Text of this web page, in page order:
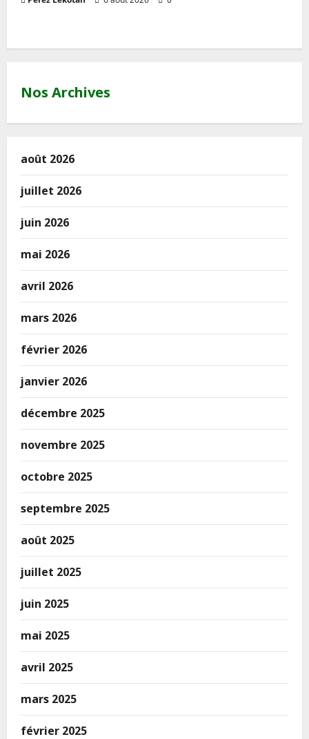
Nos Archives
août 2026
juillet 2026
juin 2026
mai 2026
avril 2026
mars 2026
février 2026
janvier 2026
décembre 2025
novembre 2025
octobre 2025
septembre 2025
août 2025
juillet 2025
juin 2025
mai 2025
avril 2025
mars 2025
février 2025